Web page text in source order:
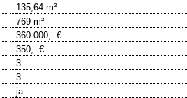
135,64 m²
769 m²
360.000,- €
350,- €
3
3
ja